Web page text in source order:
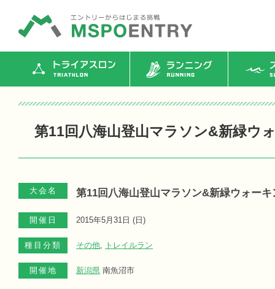
トライアスロン ランニング ス
第11回八海山登山マラソン&新緑ウ
大会名 第11回八海山登山マラソン&新緑ウォーキ
開催日 2015年5月31日 ( 日 )
種目分類 その他, トレイルラン
開催地 新潟県 南魚沼市